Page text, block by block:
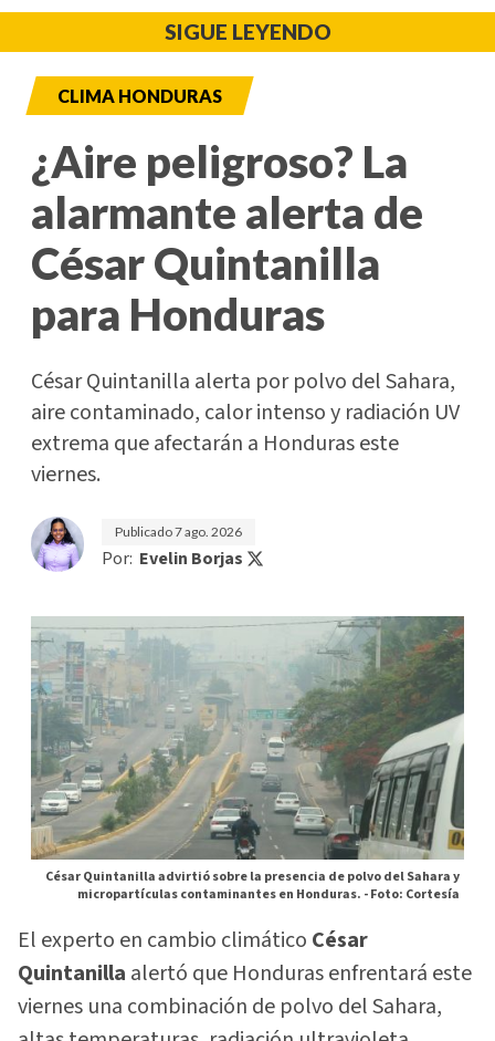
SIGUE LEYENDO
CLIMA HONDURAS
¿Aire peligroso? La
alarmante alerta de
César Quintanilla
para Honduras
César Quintanilla alerta por polvo del Sahara,
aire contaminado, calor intenso y radiación UV
extrema que afectarán a Honduras este
viernes.
Publicado7 ago. 2026
Por: Evelin Borjas
César Quintanilla advirtió sobre la presencia de polvo del Sahara y
micropartículas contaminantes en Honduras. -Foto: Cortesía
El experto en cambio climático César
Quintanilla alertó que Honduras enfrentará este
viernes una combinación de polvo del Sahara,